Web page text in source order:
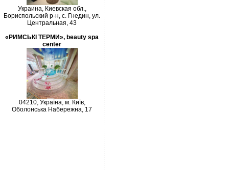
Украина, Киевская обл.,
Бориспольский р-н, с. Гнедин, ул.
Центральная, 43
«РИМСЬКІ ТЕРМИ», beauty spa
center
04210, Україна, м. Київ,
Оболонська Набережна, 17